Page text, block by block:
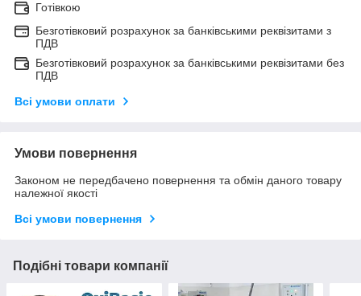
Готівкою
Безготівковий розрахунок за банківськими реквізитами з
ПДВ
Безготівковий розрахунок за банківськими реквізитами без
ПДВ
Всі умови оплати
Умови повернення
Законом не передбачено повернення та обмін даного товару
належної якості
Всі умови повернення
Подібні товари компанії